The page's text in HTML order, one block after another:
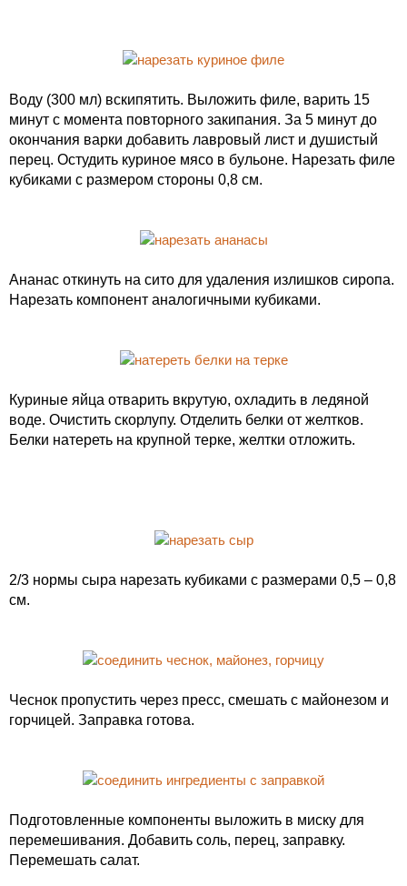
Воду (300 мл) вскипятить. Выложить филе, варить 15
минут с момента повторного закипания. За 5 минут до
окончания варки добавить лавровый лист и душистый
перец. Остудить куриное мясо в бульоне. Нарезать филе
кубиками с размером стороны 0,8 см.
Ананас откинуть на сито для удаления излишков сиропа.
Нарезать компонент аналогичными кубиками.
Куриные яйца отварить вкрутую, охладить в ледяной
воде. Очистить скорлупу. Отделить белки от желтков.
Белки натереть на крупной терке, желтки отложить.
2/3 нормы сыра нарезать кубиками с размерами 0,5 – 0,8
см.
Чеснок пропустить через пресс, смешать с майонезом и
горчицей. Заправка готова.
Подготовленные компоненты выложить в миску для
перемешивания. Добавить соль, перец, заправку.
Перемешать салат.